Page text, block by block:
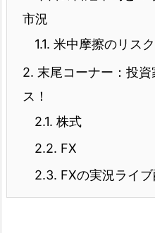
市況
1.1. 米中摩擦のリス
2. 末尾コーナー：投
ス！
2.1. 株式
2.2. FX
2.3. FXの実況ライ